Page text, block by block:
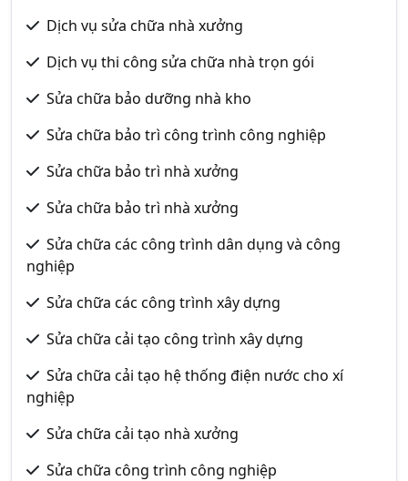
Dịch vụ sửa chữa nhà xưởng
Dịch vụ thi công sửa chữa nhà trọn gói
Sửa chữa bảo dưỡng nhà kho
Sửa chữa bảo trì công trình công nghiệp
Sửa chữa bảo trì nhà xưởng
Sửa chữa bảo trì nhà xưởng
Sửa chữa các công trình dân dụng và công
nghiệp
Sửa chữa các công trình xây dựng
Sửa chữa cải tạo công trình xây dựng
Sửa chữa cải tạo hệ thống điện nước cho xí
nghiệp
Sửa chữa cải tạo nhà xưởng
Sửa chữa công trình công nghiệp